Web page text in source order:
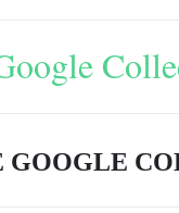
GOOGLE